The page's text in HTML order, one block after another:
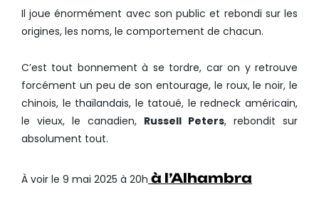
Il joue énormément avec son public et rebondi sur les
origines, les noms, le comportement de chacun.
C’est tout bonnement à se tordre, car on y retrouve
forcément un peu de son entourage, le roux, le noir, le
chinois, le thaïlandais, le tatoué, le redneck américain,
le vieux, le canadien, Russell Peters, rebondit sur
absolument tout.
À voir le 9 mai 2025 à 20h à l’Alhambra